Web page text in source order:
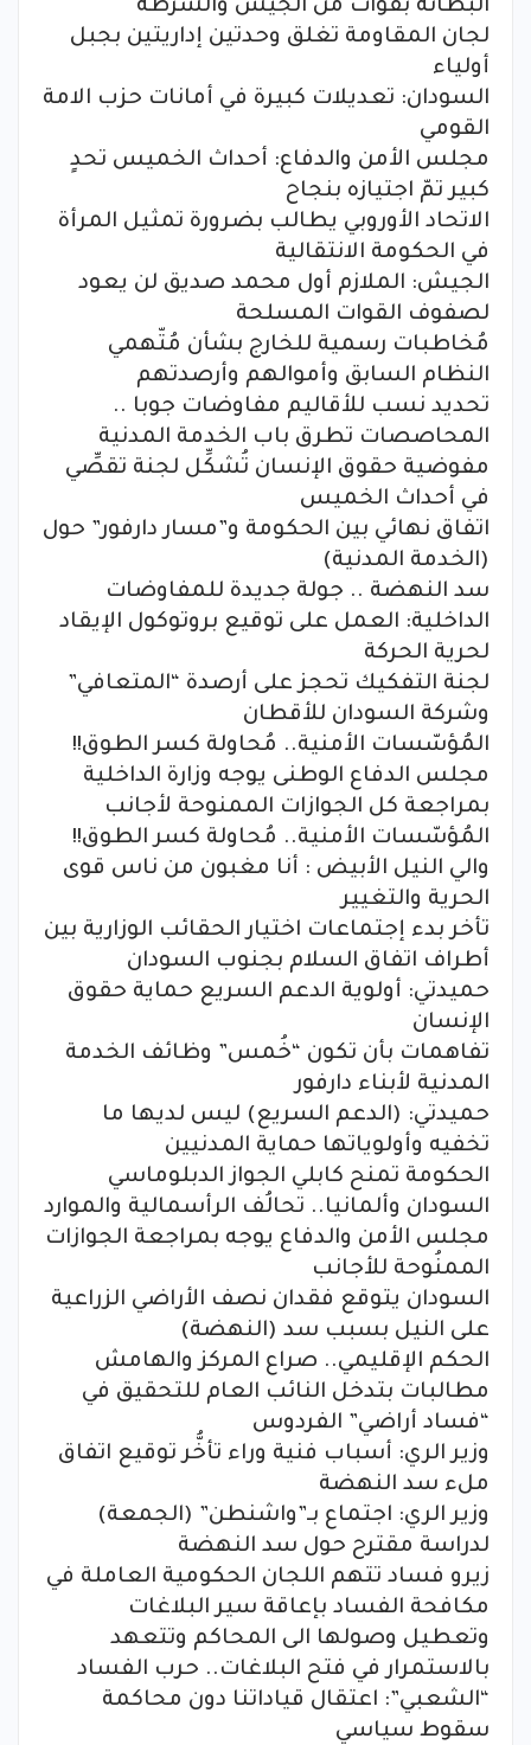
البطانة بقوات من الجيش والشرطة
لجان المقاومة تغلق وحدتين إداريتين بجبل
أولياء
السودان: تعديلات كبيرة في أمانات حزب الامة
القومي
مجلس الأمن والدفاع: أحداث الخميس تحدٍ
كبير تمّ اجتيازه بنجاح
الاتحاد الأوروبي يطالب بضرورة تمثيل المرأة
في الحكومة الانتقالية
الجيش: الملازم أول محمد صديق لن يعود
لصفوف القوات المسلحة
مُخاطبات رسمية للخارج بشأن مُتّهمي
النظام السابق وأموالهم وأرصدتهم
تحديد نسب للأقاليم مفاوضات جوبا ..
المحاصصات تطرق باب الخدمة المدنية
مفوضية حقوق الإنسان تُشكِّل لجنة تقصِّي
في أحداث الخميس
اتفاق نهائي بين الحكومة و”مسار دارفور” حول
(الخدمة المدنية)
سد النهضة .. جولة جديدة للمفاوضات
الداخلية: العمل على توقيع بروتوكول الإيقاد
لحرية الحركة
لجنة التفكيك تحجز على أرصدة “المتعافي”
وشركة السودان للأقطان
المُؤسّسات الأمنية.. مُحاولة كسر الطوق!!
مجلس الدفاع الوطنى يوجه وزارة الداخلية
بمراجعة كل الجوازات الممنوحة لأجانب
المُؤسّسات الأمنية.. مُحاولة كسر الطوق!!
والي النيل الأبيض : أنا مغبون من ناس قوى
الحرية والتغيير
تأخر بدء إجتماعات اختيار الحقائب الوزارية بين
أطراف اتفاق السلام بجنوب السودان
حميدتي: أولوية الدعم السريع حماية حقوق
الإنسان
تفاهمات بأن تكون “خُمس” وظائف الخدمة
المدنية لأبناء دارفور
حميدتي: (الدعم السريع) ليس لديها ما
تخفيه وأولوياتها حماية المدنيين
الحكومة تمنح كابلي الجواز الدبلوماسي
السودان وألمانيا.. تحالُف الرأسمالية والموارد
مجلس الأمن والدفاع يوجه بمراجعة الجوازات
الممنُوحة للأجانب
السودان يتوقع فقدان نصف الأراضي الزراعية
على النيل بسبب سد (النهضة)
الحكم الإقليمي.. صراع المركز والهامش
مطالبات بتدخل النائب العام للتحقيق في
“فساد أراضي” الفردوس
وزير الري: أسباب فنية وراء تأخُّر توقيع اتفاق
ملء سد النهضة
وزير الري: اجتماع بـ”واشنطن” (الجمعة)
لدراسة مقترح حول سد النهضة
زيرو فساد تتهم اللجان الحكومية العاملة في
مكافحة الفساد بإعاقة سير البلاغات
وتعطيل وصولها الى المحاكم وتتعهد
بالاستمرار في فتح البلاغات.. حرب الفساد
“الشعبي”: اعتقال قياداتنا دون محاكمة
سقوط سياسي